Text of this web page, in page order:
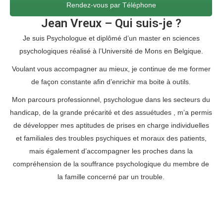
Jean Vreux – Qui suis-je ?
Je suis Psychologue et diplômé d’un master en sciences
psychologiques réalisé à l’Université de Mons en Belgique.
Voulant vous accompagner au mieux, je continue de me former
de façon constante afin d’enrichir ma boite à outils.
Mon parcours professionnel, psychologue dans les secteurs du
handicap, de la grande précarité et des assuétudes , m’a permis
de développer mes aptitudes de prises en charge individuelles
et familiales des troubles psychiques et moraux des patients,
mais également d’accompagner les proches dans la
compréhension de la souffrance psychologique du membre de
la famille concerné par un trouble.
Rendez-vous par Téléphone